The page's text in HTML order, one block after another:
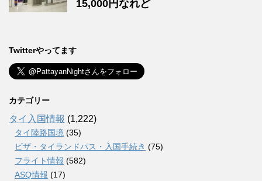
15,000円なれど
Twitterやってます
カテゴリー
タイ入国情報 (1,222)
タイ陸路国境 (35)
ビザ・タイランドパス・入国手続き (75)
フライト情報 (582)
ASQ情報 (17)